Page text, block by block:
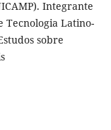
Integrante
Tecnologia Latino-
sobre